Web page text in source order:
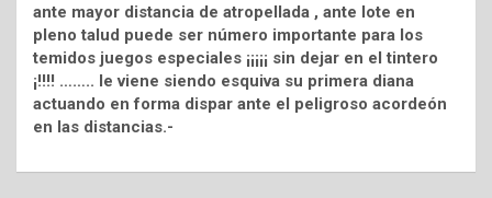
ante mayor distancia de atropellada , ante lote en
pleno talud puede ser número importante para los
temidos juegos especiales ¡¡¡¡¡ sin dejar en el tintero
¡!!!! …….. le viene siendo esquiva su primera diana
actuando en forma dispar ante el peligroso acordeón
en las distancias.-